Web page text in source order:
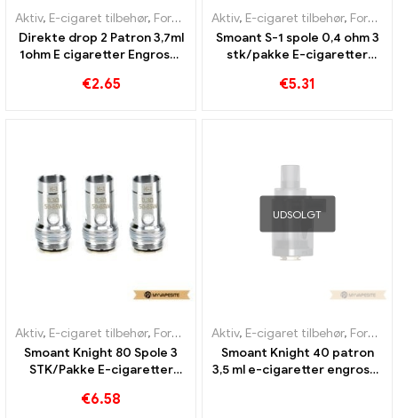
Aktiv, E-cigaret tilbehør, Fordamper
Direkte drop 2 Patron 3,7ml
1ohm E cigaretter Engros丨
€2.65
Aktiv, E-cigaret tilbehør, Fordamper
Smoant S-1 spole 0,4 ohm 3
stk/pakke E-cigaretter
€5.31
Aktiv, E-cigaret tilbehør, Fordamper
Smoant Knight 80 Spole 3
STK/Pakke E-cigaretter
€6.58
UDSOLGT
Aktiv, E-cigaret tilbehør, Fordamper
Smoant Knight 40 patron
3,5 ml e-cigaretter engros丨